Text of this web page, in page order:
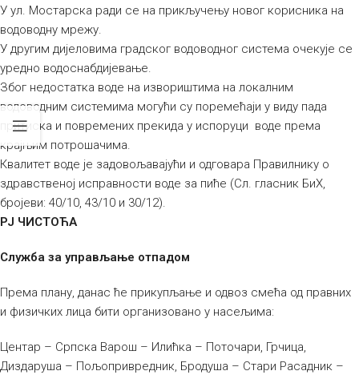
У ул. Мостарска ради се на прикључењу новог корисника на
водоводну мрежу.
У другим дијеловима градског водоводног система очекује се
уредно водоснабдијевање.
Због недостатка воде на извориштима на локалним
водоводним системима могући су поремећаји у виду пада
притиска и повремених прекида у испоруци воде према
крајњим потрошачима.
Квалитет воде је задовољавајући и одговара Правилнику о
здравственој исправности воде за пиће (Сл. гласник БиХ,
бројеви: 40/10, 43/10 и 30/12).
РЈ ЧИСТОЋА
Служба за управљање отпадом
Према плану, данас ће прикупљање и одвоз смећа од правних
и физичких лица бити организовано у насељима:
Центар – Српска Варош – Илићка – Поточари, Грчица,
Диздаруша – Пољопривредник, Бродуша – Стари Расадник –